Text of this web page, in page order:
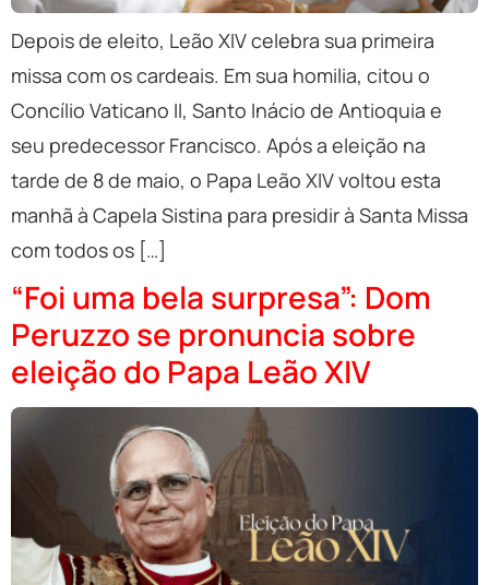
Depois de eleito, Leão XIV celebra sua primeira
missa com os cardeais. Em sua homilia, citou o
Concílio Vaticano II, Santo Inácio de Antioquia e
seu predecessor Francisco. Após a eleição na
tarde de 8 de maio, o Papa Leão XIV voltou esta
manhã à Capela Sistina para presidir à Santa Missa
com todos os […]
“Foi uma bela surpresa”: Dom
Peruzzo se pronuncia sobre
eleição do Papa Leão XIV